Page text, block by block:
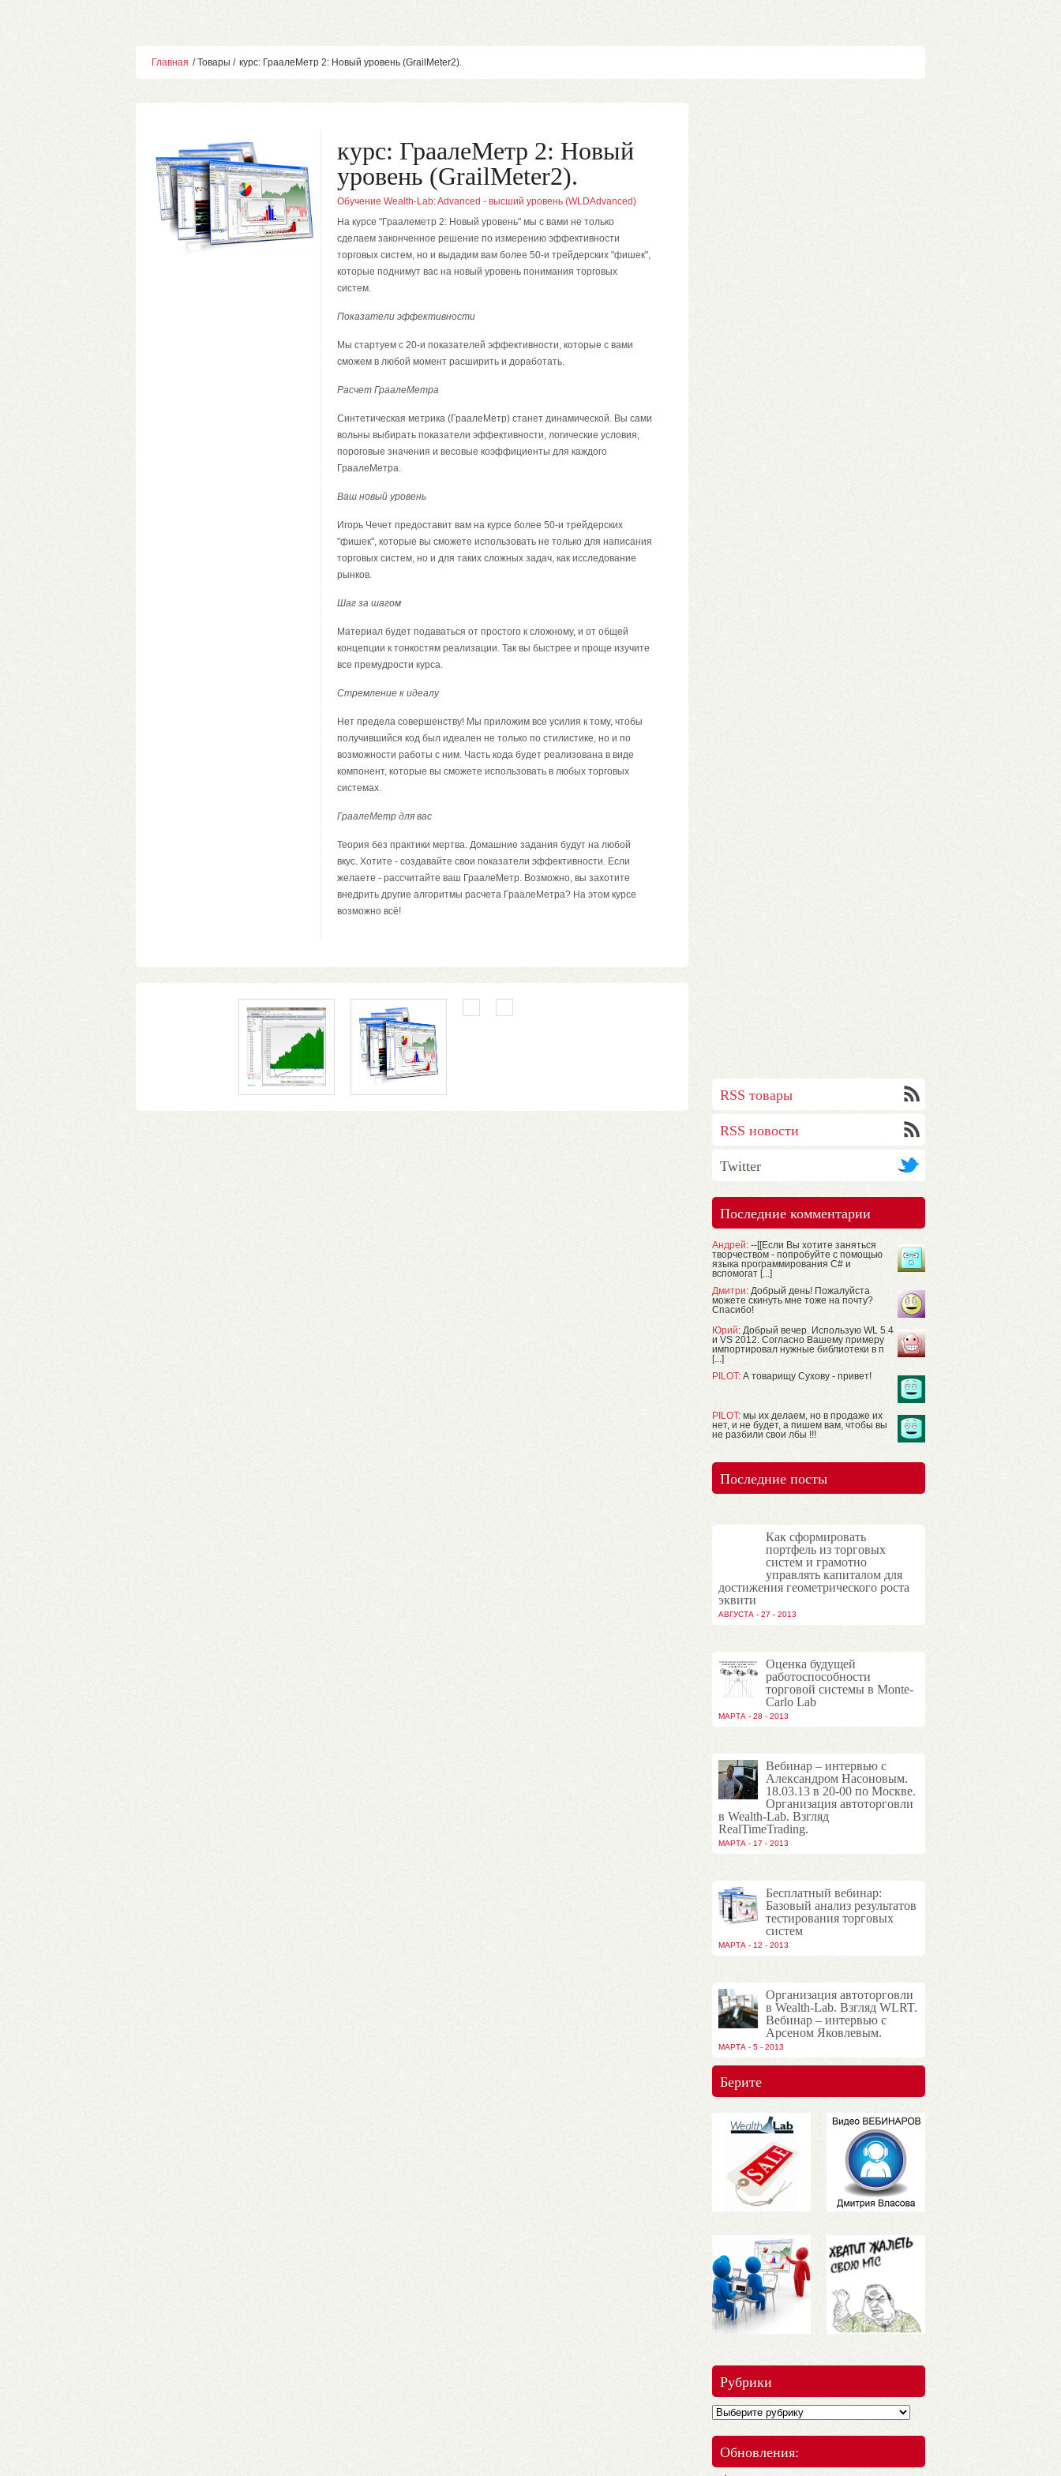
Главная / Товары / курс: ГраалеМетр 2: Новый уровень (GrailMeter2).
курс: ГраалеМетр 2: Новый
уровень (GrailMeter2).
Обучение Wealth-Lab: Advanced - высший уровень (WLDAdvanced)
На курсе "Граалеметр 2: Новый уровень" мы с вами не только
сделаем законченное решение по измерению эффективности
торговых систем, но и выдадим вам более 50-и трейдерских "фишек",
которые поднимут вас на новый уровень понимания торговых
систем.
Показатели эффективности
Мы стартуем с 20-и показателей эффективности, которые с вами
сможем в любой момент расширить и доработать.
Расчет ГраалеМетра
Синтетическая метрика (ГраалеМетр) станет динамической. Вы сами
вольны выбирать показатели эффективности, логические условия,
пороговые значения и весовые коэффициенты для каждого
ГраалеМетра.
Ваш новый уровень
Игорь Чечет предоставит вам на курсе более 50-и трейдерских
"фишек", которые вы сможете использовать не только для написания
торговых систем, но и для таких сложных задач, как исследование
рынков.
Шаг за шагом
Материал будет подаваться от простого к сложному, и от общей
концепции к тонкостям реализации. Так вы быстрее и проще изучите
все премудрости курса.
Стремление к идеалу
Нет предела совершенству! Мы приложим все усилия к тому, чтобы
получившийся код был идеален не только по стилистике, но и по
возможности работы с ним. Часть кода будет реализована в виде
компонент, которые вы сможете использовать в любых торговых
системах.
ГраалеМетр для вас
Теория без практики мертва. Домашние задания будут на любой
вкус. Хотите - создавайте свои показатели эффективности. Если
желаете - рассчитайте ваш ГраалеМетр. Возможно, вы захотите
внедрить другие алгоритмы расчета ГраалеМетра? На этом курсе
возможно всё!
RSS товары
RSS новости
Twitter
Последние комментарии
Андрей: --[[Если Вы хотите заняться
творчеством - попробуйте с помощью
языка программирования C# и
вспомогат [...]
Дмитри: Добрый день! Пожалуйста
можете скинуть мне тоже на почту?
Спасибо!
Юрий: Добрый вечер. Использую WL 5.4
и VS 2012. Согласно Вашему примеру
импортировал нужные библиотеки в п
[...]
PILOT: А товарищу Сухову - привет!
PILOT: мы их делаем, но в продаже их
нет, и не будет, а пишем вам, чтобы вы
не разбили свои лбы !!!
Последние посты
Как сформировать
портфель из торговых
систем и грамотно
управлять капиталом для
достижения геометрического роста
эквити
АВГУСТА - 27 - 2013
Оценка будущей
работоспособности
торговой системы в Monte-
Carlo Lab
МАРТА - 28 - 2013
Вебинар – интервью с
Александром Насоновым.
18.03.13 в 20-00 по Москве.
Организация автоторговли
в Wealth-Lab. Взгляд
RealTimeTrading.
МАРТА - 17 - 2013
Бесплатный вебинар:
Базовый анализ результатов
тестирования торговых
систем
МАРТА - 12 - 2013
Организация автоторговли
в Wealth-Lab. Взгляд WLRT.
Вебинар – интервью с
Арсеном Яковлевым.
МАРТА - 5 - 2013
Берите
Рубрики
Обновления: